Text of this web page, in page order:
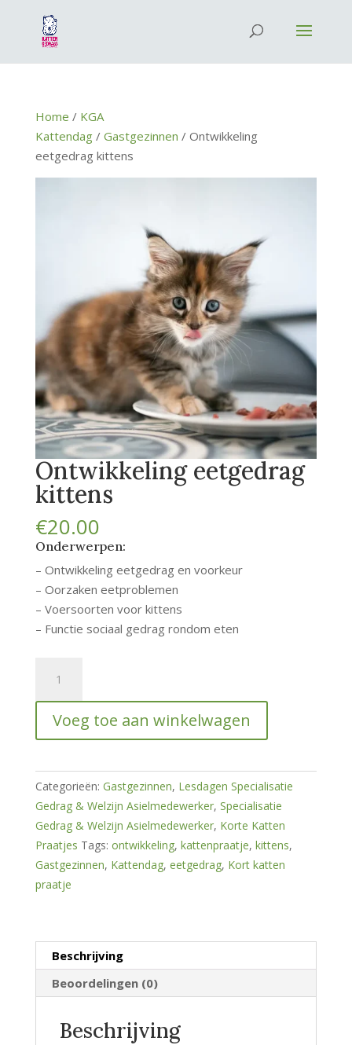
Home / KGA
Kattendag/ Gastgezinnen / Ontwikkeling
eetgedrag kittens
Ontwikkeling eetgedrag
kittens
€20.00
Onderwerpen:
– Ontwikkeling eetgedrag en voorkeur
– Oorzaken eetproblemen
– Voersoorten voor kittens
– Functie sociaal gedrag rondom eten
eetgedrag
kittens
hoeveelheid
Voeg toe aan winkelwagen
Categorieën: Gastgezinnen, Lesdagen Specialisatie
Gedrag & Welzijn Asielmedewerker, Specialisatie
Gedrag & Welzijn Asielmedewerker, Korte Katten
Praatjes Tags: ontwikkeling, kattenpraatje, kittens,
Gastgezinnen, Kattendag, eetgedrag, Kort katten
praatje
Beschrijving
Beoordelingen (0)
Beschrijving